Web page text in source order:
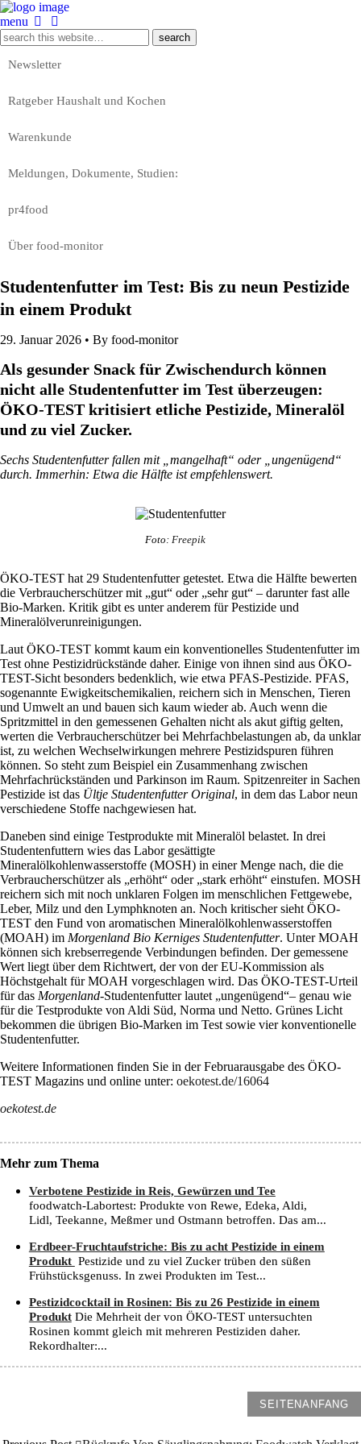
menu
Newsletter
Ratgeber Haushalt und Kochen
Warenkunde
Meldungen, Dokumente, Studien:
pr4food
Über food-monitor
Studentenfutter im Test: Bis zu neun Pestizide
in einem Produkt
29. Januar 2026 • By food-monitor
Als gesunder Snack für Zwischendurch können
nicht alle Studentenfutter im Test überzeugen:
ÖKO-TEST kritisiert etliche Pestizide, Mineralöl
und zu viel Zucker.
Sechs Studentenfutter fallen mit „mangelhaft“ oder „ungenügend“
durch. Immerhin: Etwa die Hälfte ist empfehlenswert.
Foto: Freepik
ÖKO-TEST hat 29 Studentenfutter getestet. Etwa die Hälfte bewerten
die Verbraucherschützer mit „gut“ oder „sehr gut“ – darunter fast alle
Bio-Marken. Kritik gibt es unter anderem für Pestizide und
Mineralölverunreinigungen.
Laut ÖKO-TEST kommt kaum ein konventionelles Studentenfutter im
Test ohne Pestizidrückstände daher. Einige von ihnen sind aus ÖKO-
TEST-Sicht besonders bedenklich, wie etwa PFAS-Pestizide. PFAS,
sogenannte Ewigkeitschemikalien, reichern sich in Menschen, Tieren
und Umwelt an und bauen sich kaum wieder ab. Auch wenn die
Spritzmittel in den gemessenen Gehalten nicht als akut giftig gelten,
werten die Verbraucherschützer bei Mehrfachbelastungen ab, da unklar
ist, zu welchen Wechselwirkungen mehrere Pestizidspuren führen
können. So steht zum Beispiel ein Zusammenhang zwischen
Mehrfachrückständen und Parkinson im Raum. Spitzenreiter in Sachen
Pestizide ist das Ültje Studentenfutter Original, in dem das Labor neun
verschiedene Stoffe nachgewiesen hat.
Daneben sind einige Testprodukte mit Mineralöl belastet. In drei
Studentenfuttern wies das Labor gesättigte
Mineralölkohlenwasserstoffe (MOSH) in einer Menge nach, die die
Verbraucherschützer als „erhöht“ oder „stark erhöht“ einstufen. MOSH
reichern sich mit noch unklaren Folgen im menschlichen Fettgewebe,
Leber, Milz und den Lymphknoten an. Noch kritischer sieht ÖKO-
TEST den Fund von aromatischen Mineralölkohlenwasserstoffen
(MOAH) im Morgenland Bio Kerniges Studentenfutter. Unter MOAH
können sich krebserregende Verbindungen befinden. Der gemessene
Wert liegt über dem Richtwert, der von der EU-Kommission als
Höchstgehalt für MOAH vorgeschlagen wird. Das ÖKO-TEST-Urteil
für das Morgenland-Studentenfutter lautet „ungenügend“– genau wie
für die Testprodukte von Aldi Süd, Norma und Netto. Grünes Licht
bekommen die übrigen Bio-Marken im Test sowie vier konventionelle
Studentenfutter.
Weitere Informationen finden Sie in der Februarausgabe des ÖKO-
TEST Magazins und online unter: oekotest.de/16064
oekotest.de
Mehr zum Thema
Verbotene Pestizide in Reis, Gewürzen und Tee
foodwatch-Labortest: Produkte von Rewe, Edeka, Aldi,
Lidl, Teekanne, Meßmer und Ostmann betroffen. Das am...
Erdbeer-Fruchtaufstriche: Bis zu acht Pestizide in einem
Produkt Pestizide und zu viel Zucker trüben den süßen
Frühstücksgenuss. In zwei Produkten im Test...
Pestizidcocktail in Rosinen: Bis zu 26 Pestizide in einem
ProduktDie Mehrheit der von ÖKO-TEST untersuchten
Rosinen kommt gleich mit mehreren Pestiziden daher.
Rekordhalter:...
SEITENANFANG